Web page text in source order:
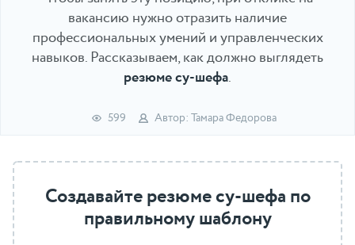
вакансию нужно отразить наличие
профессиональных умений и управленческих
навыков. Рассказываем, как должно выглядеть
резюме су-шефа.
599 Автор: Тамара Федорова
Создавайте резюме су-шефа по
правильному шаблону